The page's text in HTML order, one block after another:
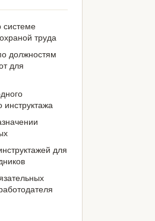
системе
труда
должностям
для
инструктажа
для